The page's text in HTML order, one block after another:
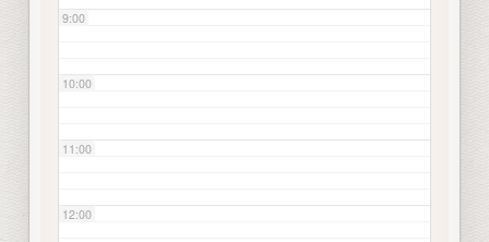
9:00
10:00
11:00
12:00